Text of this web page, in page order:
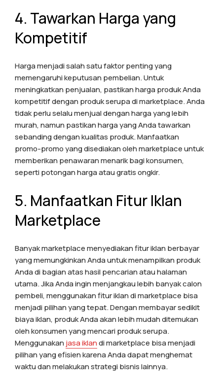
4. Tawarkan Harga yang
Kompetitif
Harga menjadi salah satu faktor penting yang
memengaruhi keputusan pembelian. Untuk
meningkatkan penjualan, pastikan harga produk Anda
kompetitif dengan produk serupa di marketplace. Anda
tidak perlu selalu menjual dengan harga yang lebih
murah, namun pastikan harga yang Anda tawarkan
sebanding dengan kualitas produk. Manfaatkan
promo-promo yang disediakan oleh marketplace untuk
memberikan penawaran menarik bagi konsumen,
seperti potongan harga atau gratis ongkir.
5. Manfaatkan Fitur Iklan
Marketplace
Banyak marketplace menyediakan fitur iklan berbayar
yang memungkinkan Anda untuk menampilkan produk
Anda di bagian atas hasil pencarian atau halaman
utama. Jika Anda ingin menjangkau lebih banyak calon
pembeli, menggunakan fitur iklan di marketplace bisa
menjadi pilihan yang tepat. Dengan membayar sedikit
biaya iklan, produk Anda akan lebih mudah ditemukan
oleh konsumen yang mencari produk serupa.
Menggunakan jasa iklandi marketplace bisa menjadi
pilihan yang efisien karena Anda dapat menghemat
waktu dan melakukan strategi bisnis lainnya.